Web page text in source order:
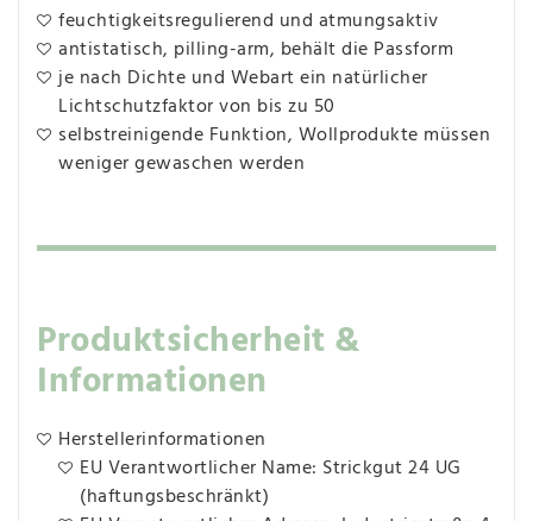
feuchtigkeitsregulierend und atmungsaktiv
antistatisch, pilling-arm, behält die Passform
je nach Dichte und Webart ein natürlicher
Lichtschutzfaktor von bis zu 50
selbstreinigende Funktion, Wollprodukte müssen
weniger gewaschen werden
Produktsicherheit &
Informationen
Herstellerinformationen
EU Verantwortlicher Name: Strickgut 24 UG
(haftungsbeschränkt)